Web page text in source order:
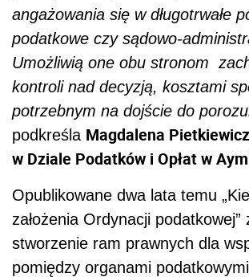
angażowania się w długotrwałe
podatkowe czy sądowo-
Umożliwią one obu stronom
kontroli nad decyzją, kosztami
potrzebnym na dojście do
podkreśla Magdalena
w Dziale Podatków i Opłat w
Opublikowane dwa lata temu
założenia Ordynacji podatkowej”
stworzenie ram prawnych dla
pomiędzy organami